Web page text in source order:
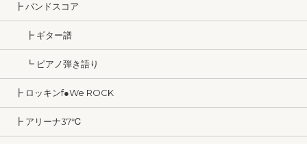
┣ バンドスコア
┣ ギター譜
┗ ピアノ弾き語り
┣ ロッキンf●We ROCK
┣ アリーナ37℃